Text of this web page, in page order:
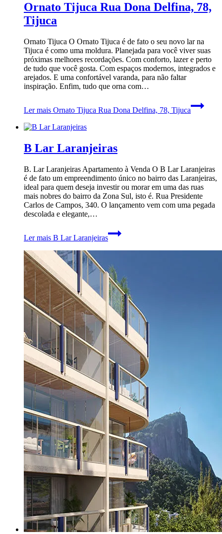
Ornato Tijuca Rua Dona Delfina, 78,
Tijuca
Ornato Tijuca O Ornato Tijuca é de fato o seu novo lar na
Tijuca é como uma moldura. Planejada para você viver suas
próximas melhores recordações. Com conforto, lazer e perto
de tudo que você gosta. Com espaços modernos, integrados e
arejados. E uma confortável varanda, para não faltar
inspiração. Enfim, tudo que orna com…
Ler mais Ornato Tijuca Rua Dona Delfina, 78, Tijuca
B Lar Laranjeiras
B. Lar Laranjeiras Apartamento à Venda O B Lar Laranjeiras
é de fato um empreendimento único no bairro das Laranjeiras,
ideal para quem deseja investir ou morar em uma das ruas
mais nobres do bairro da Zona Sul, isto é. Rua Presidente
Carlos de Campos, 340. O lançamento vem com uma pegada
descolada e elegante,…
Ler mais B Lar Laranjeiras